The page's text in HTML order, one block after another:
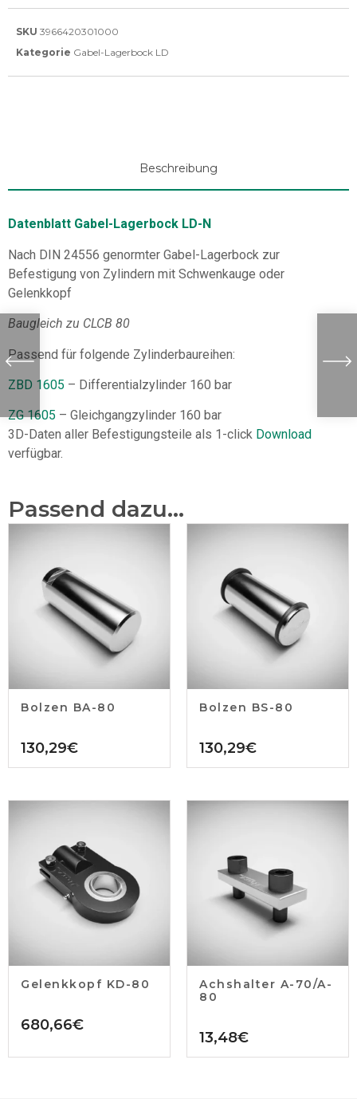
SKU 3966420301000
Kategorie Gabel-Lagerbock LD
Beschreibung
Datenblatt Gabel-Lagerbock LD-N
Nach DIN 24556 genormter Gabel-Lagerbock zur
Befestigung von Zylindern mit Schwenkauge oder
Gelenkkopf
Baugleich zu CLCB 80
Passend für folgende Zylinderbaureihen:
ZBD 1605 – Differentialzylinder 160 bar
ZG 1605 – Gleichgangzylinder 160 bar
3D-Daten aller Befestigungsteile als 1-click Download
verfügbar.
Passend dazu...
Bolzen BA-80
130,29€
Bolzen BS-80
130,29€
Gelenkkopf KD-80
680,66€
Achshalter A-70/A-
80
13,48€